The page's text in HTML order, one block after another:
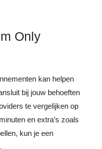
Only
kan helpen
bij jouw behoeften
te vergelijken op
en extra’s zoals
kun je een